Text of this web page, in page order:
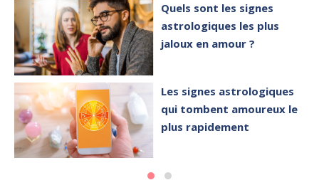
Quels sont les signes
astrologiques les plus
jaloux en amour ?
Les signes astrologiques
qui tombent amoureux le
plus rapidement